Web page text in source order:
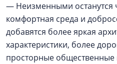
— Неизменными останутся
комфортная среда и
добавятся более яркая
характеристики, более
просторные общественные